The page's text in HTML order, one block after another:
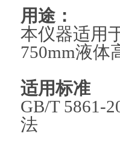
用途：
本仪器适用
750mm液体
适用标准
GB/T 5861-
法